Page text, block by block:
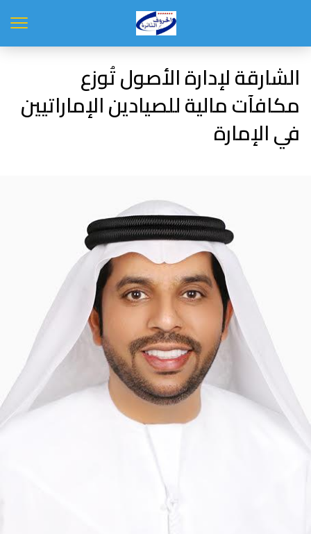
الشارقة لإدارة الأصول تُوزع
مكافآت مالية للصيادين الإماراتيين
في الإمارة